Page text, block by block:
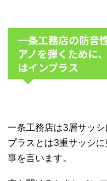
一条工務店の防音
アノを弾くために
はインプラス
一条工務店は3層サッ
プラスとは3重サッシ
事を言います。